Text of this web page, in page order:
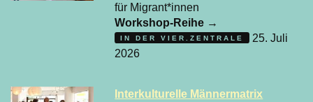
für Migrant*innen
Workshop-Reihe →
IN DER VIER.ZENTRALE
25. Juli
2026
Interkulturelle Männermatrix